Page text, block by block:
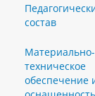
состав
Материально-
техническое
обеспечение